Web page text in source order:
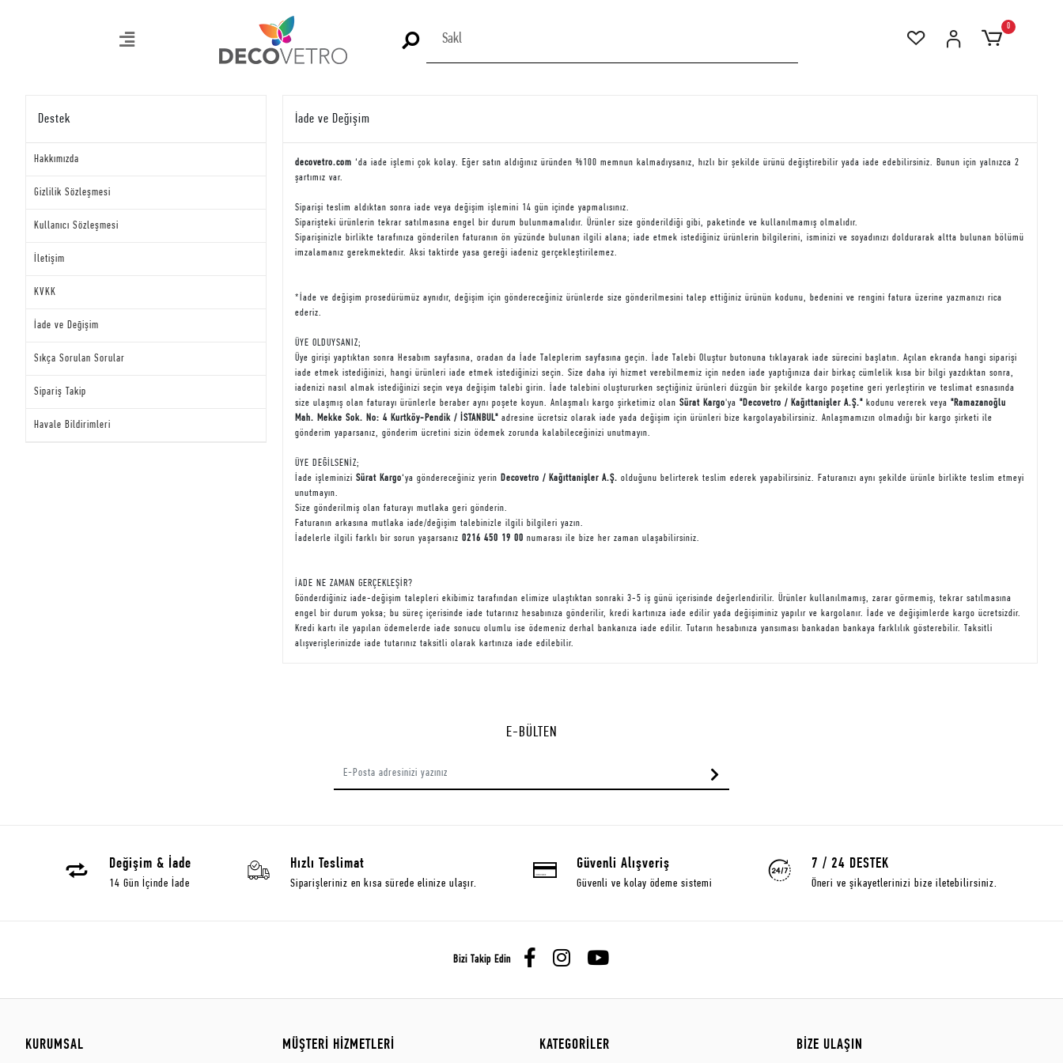
0
Destek
Hakkımızda
Gizlilik Sözleşmesi
Kullanıcı Sözleşmesi
İletişim
KVKK
İade ve Değişim
Sıkça Sorulan Sorular
Sipariş Takip
Havale Bildirimleri
İade ve Değişim
decovetro.com ‘da iade işlemi çok kolay. Eğer satın aldığınız üründen %100 memnun kalmadıysanız, hızlı bir şekilde ürünü değiştirebilir yada iade edebilirsiniz. Bunun için yalnızca 2
şartımız var.
Siparişi teslim aldıktan sonra iade veya değişim işlemini 14 gün içinde yapmalısınız.
Siparişteki ürünlerin tekrar satılmasına engel bir durum bulunmamalıdır. Ürünler size gönderildiği gibi, paketinde ve kullanılmamış olmalıdır.
Siparişinizle birlikte tarafınıza gönderilen faturanın ön yüzünde bulunan ilgili alana; iade etmek istediğiniz ürünlerin bilgilerini, isminizi ve soyadınızı doldurarak altta bulunan bölümü
imzalamanız gerekmektedir. Aksi taktirde yasa gereği iadeniz gerçekleştirilemez.
*İade ve değişim prosedürümüz aynıdır, değişim için göndereceğiniz ürünlerde size gönderilmesini talep ettiğiniz ürünün kodunu, bedenini ve rengini fatura üzerine yazmanızı rica
ederiz.
ÜYE OLDUYSANIZ;
Üye girişi yaptıktan sonra Hesabım sayfasına, oradan da İade Taleplerim sayfasına geçin. İade Talebi Oluştur butonuna tıklayarak iade sürecini başlatın. Açılan ekranda hangi siparişi
iade etmek istediğinizi, hangi ürünleri iade etmek istediğinizi seçin. Size daha iyi hizmet verebilmemiz için neden iade yaptığınıza dair birkaç cümlelik kısa bir bilgi yazdıktan sonra,
iadenizi nasıl almak istediğinizi seçin veya değişim talebi girin. İade talebini oluştururken seçtiğiniz ürünleri düzgün bir şekilde kargo poşetine geri yerleştirin ve teslimat esnasında
size ulaşmış olan faturayı ürünlerle beraber aynı poşete koyun. Anlaşmalı kargo şirketimiz olan Sürat Kargo'ya "Decovetro / Kağıttanişler A.Ş." kodunu vererek veya "Ramazanoğlu
Mah. Mekke Sok. No: 4 Kurtköy-Pendik / İSTANBUL" adresine ücretsiz olarak iade yada değişim için ürünleri bize kargolayabilirsiniz. Anlaşmamızın olmadığı bir kargo şirketi ile
gönderim yaparsanız, gönderim ücretini sizin ödemek zorunda kalabileceğinizi unutmayın.
ÜYE DEĞİLSENİZ;
İade işleminizi Sürat Kargo‘ya göndereceğiniz yerin Decovetro / Kağıttanişler A.Ş. olduğunu belirterek teslim ederek yapabilirsiniz. Faturanızı aynı şekilde ürünle birlikte teslim etmeyi
unutmayın.
Size gönderilmiş olan faturayı mutlaka geri gönderin.
Faturanın arkasına mutlaka iade/değişim talebinizle ilgili bilgileri yazın.
İadelerle ilgili farklı bir sorun yaşarsanız 0216 450 19 00 numarası ile bize her zaman ulaşabilirsiniz.
İADE NE ZAMAN GERÇEKLEŞİR?
Gönderdiğiniz iade-değişim talepleri ekibimiz tarafından elimize ulaştıktan sonraki 3-5 iş günü içerisinde değerlendirilir. Ürünler kullanılmamış, zarar görmemiş, tekrar satılmasına
engel bir durum yoksa; bu süreç içerisinde iade tutarınız hesabınıza gönderilir, kredi kartınıza iade edilir yada değişiminiz yapılır ve kargolanır. İade ve değişimlerde kargo ücretsizdir.
Kredi kartı ile yapılan ödemelerde iade sonucu olumlu ise ödemeniz derhal bankanıza iade edilir. Tutarın hesabınıza yansıması bankadan bankaya farklılık gösterebilir. Taksitli
alışverişlerinizde iade tutarınız taksitli olarak kartınıza iade edilebilir.
E-BÜLTEN
Değişim & İade
14 Gün İçinde İade
Hızlı Teslimat
Siparişleriniz en kısa sürede elinize ulaşır.
Güvenli Alışveriş
Güvenli ve kolay ödeme sistemi
7 / 24 DESTEK
Öneri ve şikayetlerinizi bize iletebilirsiniz.
Bizi Takip Edin
KURUMSAL MÜŞTERİ HİZMETLERİ KATEGORİLER BİZE ULAŞIN